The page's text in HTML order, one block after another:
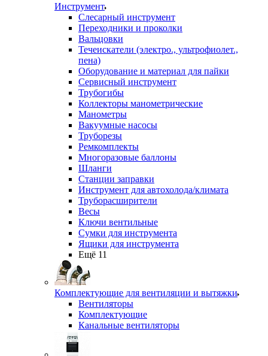
Инструмент
Слесарный инструмент
Переходники и проколки
Вальцовки
Течеискатели (электро., ультрофиолет.,
пена)
Оборудование и материал для пайки
Сервисный инструмент
Трубогибы
Коллекторы манометрические
Манометры
Вакуумные насосы
Труборезы
Ремкомплекты
Многоразовые баллоны
Шланги
Станции заправки
Инструмент для автохолода/климата
Труборасширители
Весы
Ключи вентильные
Сумки для инструмента
Ящики для инструмента
Ещё 11
Комплектующие для вентиляции и вытяжки
Вентиляторы
Комплектующие
Канальные вентиляторы